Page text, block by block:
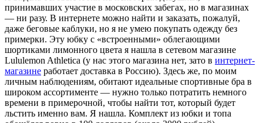
принимавших участие в московских забегах, но в магазинах
— ни разу. В интернете можно найти и заказать, пожалуй,
даже беговые каблуки, но я не умею покупать одежду без
примерки. Эту юбку с «встроенными» облегающими
шортиками лимонного цвета я нашла в сетевом магазине
Lululemon Athletica (у нас этого магазина нет, зато в интернет-
магазине работает доставка в Россию). Здесь же, по моим
личным наблюдениям, обитают идеальные спортивные бра в
широком ассортименте — нужно только потратить немного
времени в примерочной, чтобы найти тот, который будет
льстить именно вам. Я нашла. Комплект из юбки и топа